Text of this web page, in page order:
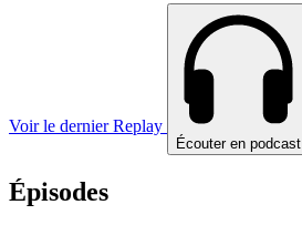
Voir le dernier Replay
Écouter en podcast
Épisodes